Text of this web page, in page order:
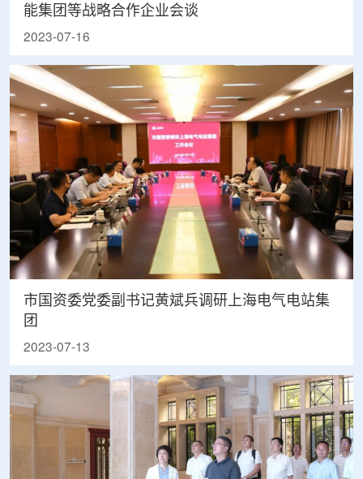
能集团等战略合作企业会谈
2023-07-16
市国资委党委副书记黄斌兵调研上海电气电站集
团
2023-07-13